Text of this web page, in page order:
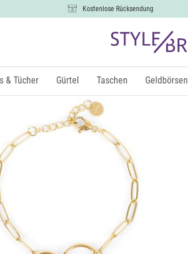
Kostenlose Rücksendung
& Tücher Gürtel Taschen Geldbörsen